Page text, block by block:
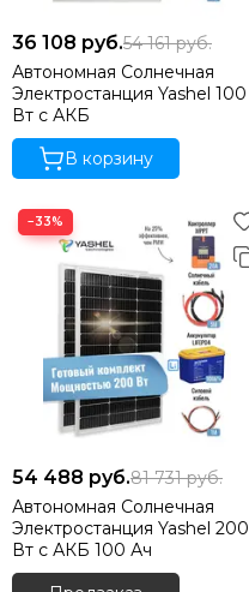
36 108 руб.54 161руб.
Автономная Солнечная
Электростанция Yashel 100
Вт с АКБ
В корзину
−33%
54 488 руб.81 731руб.
Автономная Солнечная
Электростанция Yashel 200
Вт с АКБ 100 Ач